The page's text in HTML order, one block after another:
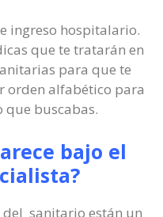
ingreso hospitalario.
que te tratarán en
para que te
orden alfabético para
que buscabas.
bajo el
sanitario están un